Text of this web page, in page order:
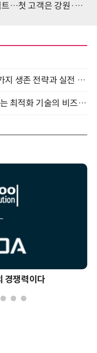
객은 강원·래김송 부부
AI × Design : UX디자이너의 5가지 생존 전략과 실전 대응 8월 28일 개최
[올쇼TV] Gurobi와 함께 알아보는 최적화 기술의 비즈니스 활용 (8월 20일 생방송)
경쟁력이다